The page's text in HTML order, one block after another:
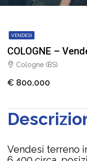
VENDESI
COLOGNE –
Cologne (BS)
€ 800.000
Vendesi terreno